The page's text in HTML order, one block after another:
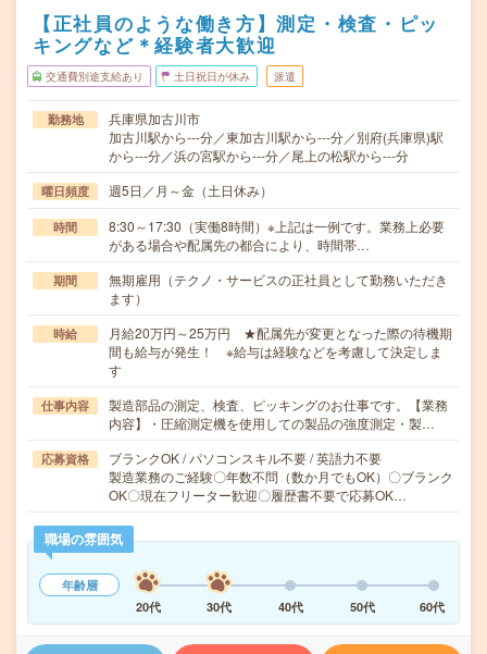
【正社員のような働き方】測定・検査・ピッ
キングなど＊経験者大歓迎
交通費別途支給あり 土日祝日が休み 派遣
勤務地
兵庫県加古川市
加古川駅から---分／東加古川駅から---分／別府(兵庫県)駅
から---分／浜の宮駅から---分／尾上の松駅から---分
曜日頻度 週5日／月～金（土日休み）
時間
8:30～17:30（実働8時間）※上記は一例です。業務上必要
がある場合や配属先の都合により、時間帯…
期間
無期雇用（テクノ・サービスの正社員として勤務いただき
ます）
時給
月給20万円～25万円 ★配属先が変更となった際の待機期
間も給与が発生！ ※給与は経験などを考慮して決定しま
す
仕事内容
製造部品の測定、検査、ピッキングのお仕事です。【業務
内容】・圧縮測定機を使用しての製品の強度測定・製…
応募資格
ブランクOK / パソコンスキル不要 / 英語力不要
製造業務のご経験〇年数不問（数か月でもOK）〇ブランク
OK〇現在フリーター歓迎〇履歴書不要で応募OK…
職場の雰囲気
年齢層
20代
30代 40代 50代 60代